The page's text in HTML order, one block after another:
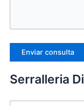
Serralleria